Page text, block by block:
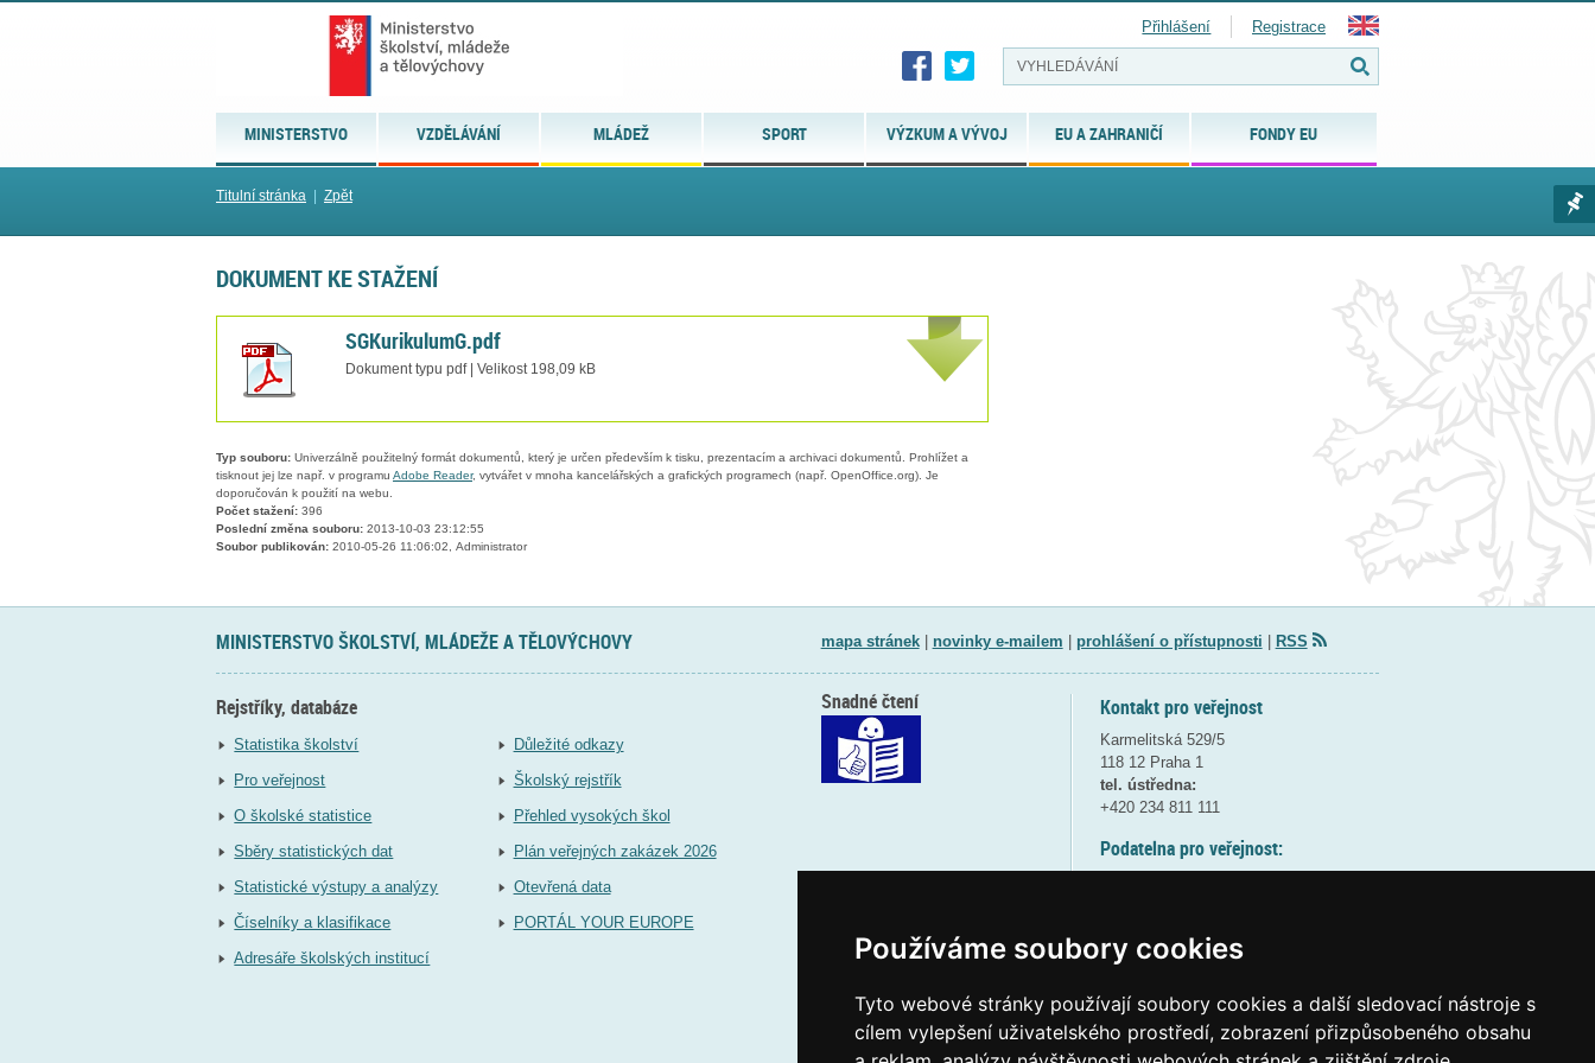
Používáme soubory cookies
Tyto webové stránky používají soubory cookies a další sledovací nástroje s
cílem vylepšení uživatelského prostředí, zobrazení přizpůsobeného obsahu
MINISTERSTVO VZDĚLÁVÁNÍ MLÁDEŽ SPORT VÝZKUM A VÝVOJ EU A ZAHRANIČÍ FONDY EU
Přihlášení Registrace
Titulní stránka Zpět
DOKUMENT KE STAŽENÍ
SGKurikulumG.pdf
Dokument typu pdf | Velikost 198,09 kB
Typ souboru: Univerzálně použitelný formát dokumentů, který je určen především k tisku, prezentacím a archivaci dokumentů. Prohlížet a
tisknout jej lze např. v programu Adobe Reader, vytvářet v mnoha kancelářských a grafických programech (např. OpenOffice.org). Je
doporučován k použití na webu.
Počet stažení: 396
Poslední změna souboru: 2013-10-03 23:12:55
Soubor publikován: 2010-05-26 11:06:02, Administrator
MINISTERSTVO ŠKOLSTVÍ, MLÁDEŽE A TĚLOVÝCHOVY mapa stránek| novinky e-mailem prohlášení o přístupnosti RSS
Rejstříky, databáze
Statistika školství
Pro veřejnost
O školské statistice
Sběry statistických dat
Statistické výstupy a analýzy
Číselníky a klasifikace
Adresáře školských institucí
Důležité odkazy
Školský rejstřík
Přehled vysokých škol
Plán veřejných zakázek 2026
Otevřená data
PORTÁL YOUR EUROPE
Kontakt pro veřejnost
Karmelitská 529/5
118 12 Praha 1
tel. ústředna:
+420 234 811 111
Podatelna pro veřejnost:
(více informací
Elektronická podatelna:
Snadné čtení